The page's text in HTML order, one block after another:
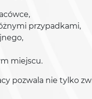
przypadkami,
miejscu.
pozwala nie tylko